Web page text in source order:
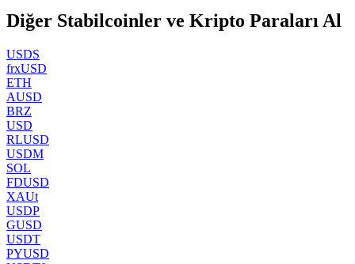
Diğer Stabilcoinler ve Kripto Paraları Al
USDS
frxUSD
ETH
AUSD
BRZ
USD
RLUSD
USDM
SOL
FDUSD
XAUt
USDP
GUSD
USDT
PYUSD